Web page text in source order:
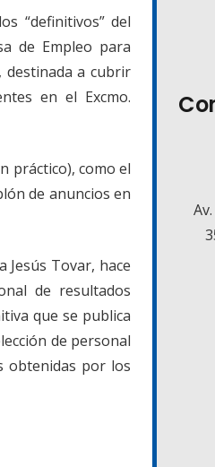
“definitivos” del
de Empleo para
destinada a cubrir
en el Excmo.
práctico), como el
de anuncios en
Jesús Tovar, hace
de resultados
que se publica
de personal
obtenidas por los